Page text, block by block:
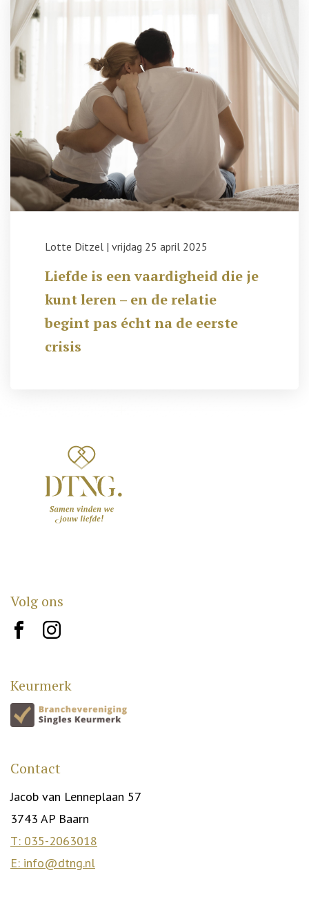
Lotte Ditzel | vrijdag 25 april 2025
Liefde is een vaardigheid die je
kunt leren – en de relatie
begint pas écht na de eerste
crisis
Volg ons
brand10 brand12
Keurmerk
Contact
Jacob van Lenneplaan 57
3743 AP Baarn
T: 035-2063018
E: info@dtng.nl